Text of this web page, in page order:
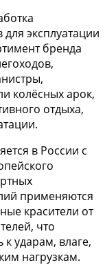
эксплуатации
бренда
колёсных арок,
отдыха,
в России с
применяются
красители от
что
ударам, влаге,
нагрузкам.